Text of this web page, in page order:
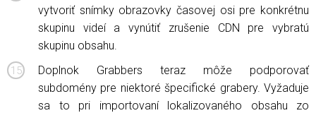
vytvoriť snímky obrazovky časovej osi pre konkrétnu
skupinu videí a vynútiť zrušenie CDN pre vybratú
skupinu obsahu.
Doplnok Grabbers teraz môže podporovať
subdomény pre niektoré špecifické grabery. Vyžaduje
sa to pri importovaní lokalizovaného obsahu zo